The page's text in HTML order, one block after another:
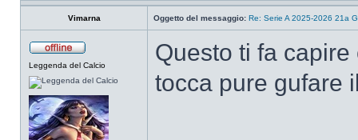
Vimarna Oggetto del messaggio: Re: Serie A 2025-2026 21a
Leggenda del Calcio
Questo ti fa
tocca pure gufare